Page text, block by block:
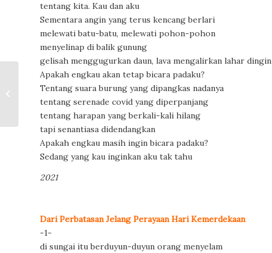
tentang kita. Kau dan aku
Sementara angin yang terus kencang berlari
melewati batu-batu, melewati pohon-pohon
menyelinap di balik gunung
gelisah menggugurkan daun, lava mengalirkan lahar dingin
Apakah engkau akan tetap bicara padaku?
Tentang suara burung yang dipangkas nadanya
tentang serenade covid yang diperpanjang
tentang harapan yang berkali-kali hilang
tapi senantiasa didendangkan
Apakah engkau masih ingin bicara padaku?
Sedang yang kau inginkan aku tak tahu
2021
Dari Perbatasan Jelang Perayaan Hari Kemerdekaan
-1-
di sungai itu berduyun-duyun orang menyelam
Sinema Membaca
Zaman: Dari One
Battle for Another ke
Hari Film Nasional 30